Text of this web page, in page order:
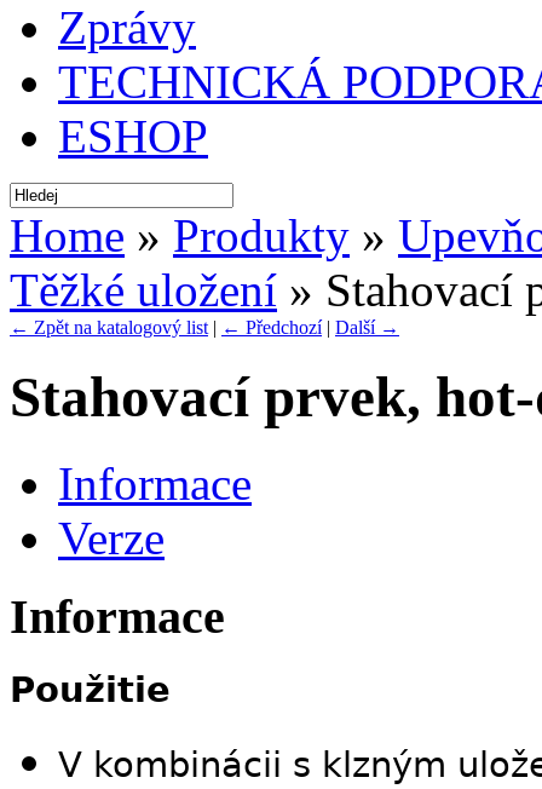
Zprávy
TECHNICKÁ
ESHOP
Home » Produkty »
Těžké uložení » Stahovací
← Zpět na katalogový list | ← Předchozí| Další →
Stahovací prvek,
Informace
Verze
Informace
Použitie
V kombinácii s klzným